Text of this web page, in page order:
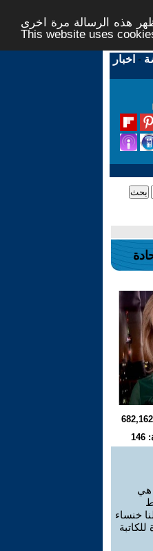
هذه الرسالة مرة اخرى -
This website uses
- اخبار
هي
خنساء